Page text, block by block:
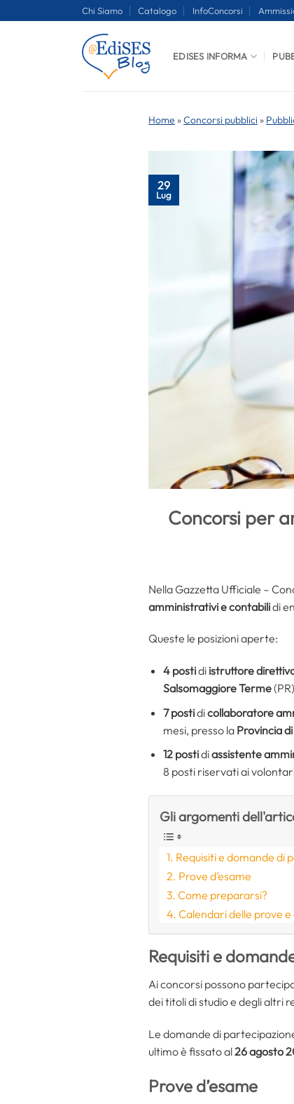
Chi Siamo Catalogo InfoConcorsi
EDISES INFORMA
Home »Concorsi pubblici »
29
Lug
Concorsi per
Nella Gazzetta Ufficiale –
amministrativi e contabilidi
Queste le posizioni aperte:
4 postidi istruttore
Salsomaggiore Terme
7 postidicollaboratore
mesi, presso la Provincia
12 postidiassistente
8 posti riservati ai
Gli argomenti
Requisiti e domande di
Prove d’esame
Come prepararsi?
Calendari delle prove
Requisiti e
Ai concorsi possono
dei titoli di studio e degli altri
Le domande di
ultimo è fissato al26 agosto
Prove d’esame